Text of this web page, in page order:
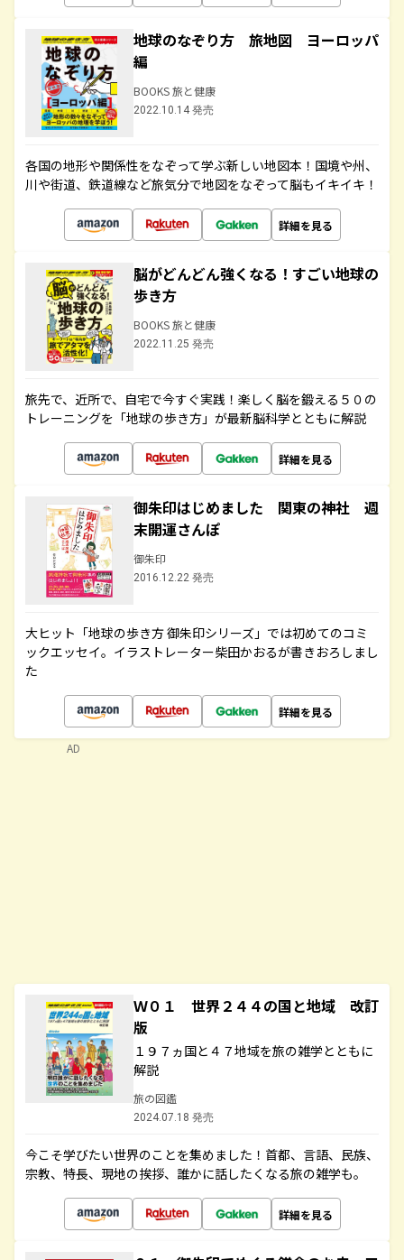
地球のなぞり方 旅地図 ヨーロッパ
編
BOOKS 旅と健康
2022.10.14 発売
各国の地形や関係性をなぞって学ぶ新しい地図本！国境や州、
川や街道、鉄道線など旅気分で地図をなぞって脳もイキイキ！
詳細を見る
脳がどんどん強くなる！すごい地球の
歩き方
BOOKS 旅と健康
2022.11.25 発売
旅先で、近所で、自宅で今すぐ実践！楽しく脳を鍛える５０の
トレーニングを「地球の歩き方」が最新脳科学とともに解説
詳細を見る
御朱印はじめました 関東の神社 週
末開運さんぽ
御朱印
2016.12.22 発売
大ヒット「地球の歩き方 御朱印シリーズ」では初めてのコミ
ックエッセイ。イラストレーター柴田かおるが書きおろしまし
た
詳細を見る
Ｗ０１ 世界２４４の国と地域 改訂
版
１９７ヵ国と４７地域を旅の雑学とともに
解説
旅の図鑑
2024.07.18 発売
今こそ学びたい世界のことを集めました！首都、言語、民族、
宗教、特長、現地の挨拶、誰かに話したくなる旅の雑学も。
詳細を見る
AD